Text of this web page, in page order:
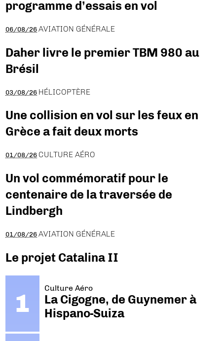
programme d’essais en vol
06/08/26 AVIATION GÉNÉRALE
Daher livre le premier TBM 980 au
Brésil
03/08/26 HÉLICOPTÈRE
Une collision en vol sur les feux en
Grèce a fait deux morts
01/08/26 CULTURE AÉRO
Un vol commémoratif pour le
centenaire de la traversée de
Lindbergh
01/08/26 AVIATION GÉNÉRALE
Le projet Catalina II
Culture Aéro
La Cigogne, de Guynemer à
Hispano-Suiza